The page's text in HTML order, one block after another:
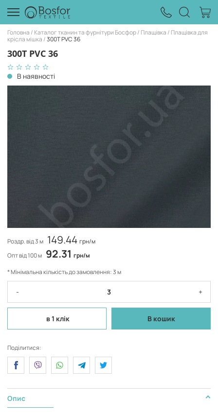
Головна Каталог тканин та фурнітури Босфор Плащівка
Плащівка для
крісла мішка 300Т PVC 36
300Т PVC 36
В наявності
Роздр. від 3 м 149.44 грн/м
Опт від 100 м 92.31 грн/м
* Мінімальна кількість до замовлення: 3 м
- +
в 1 клік В кошик
Поділитися:
Опис